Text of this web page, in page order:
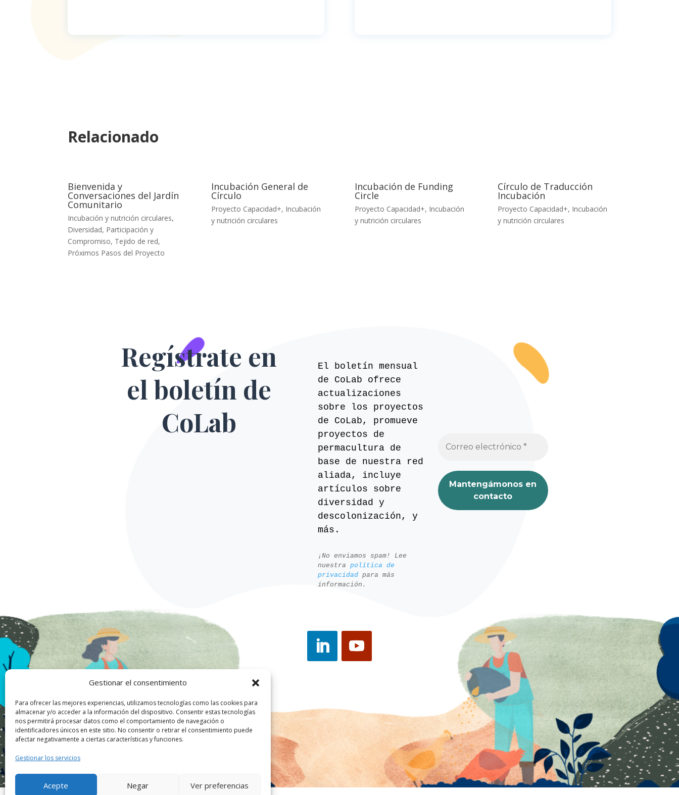
Gestionar el consentimiento
Para ofrecer las mejores experiencias, utilizamos tecnologías como las cookies para
almacenar y/o acceder a la información del dispositivo. Consentir estas tecnologías
nos permitirá procesar datos como el comportamiento de navegación o
identificadores únicos en este sitio. No consentir o retirar el consentimiento puede
afectar negativamente a ciertas características y funciones.
Gestionar los servicios
Acepte Negar Ver preferencias
Relacionado
Bienvenida y
Conversaciones del Jardín
Comunitario
Incubación y nutrición circulares,
Diversidad, Participación y
Compromiso, Tejido de red,
Próximos Pasos del Proyecto
Incubación General de
Círculo
Proyecto Capacidad+, Incubación
y nutrición circulares
Incubación de Funding
Circle
Proyecto Capacidad+, Incubación
y nutrición circulares
Círculo de Traducción
Incubación
Proyecto Capacidad+, Incubación
y nutrición circulares
Regístrate en
el boletín de
CoLab
El boletín mensual
de CoLab ofrece
actualizaciones
sobre los proyectos
de CoLab, promueve
proyectos de
permacultura de
base de nuestra red
aliada, incluye
artículos sobre
diversidad y
descolonización, y
más.
¡No enviamos spam! Lee
nuestra política de
privacidadpara más
información.
French
German